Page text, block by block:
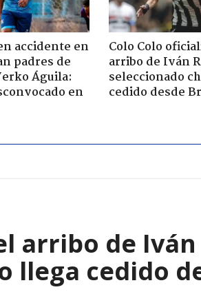
accidente en
padres de
Águila:
en
Colo Colo
arribo de Iván
seleccionado
cedido desde
arribo de Iván
llega cedido